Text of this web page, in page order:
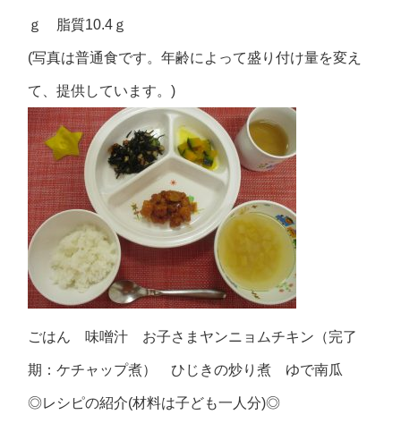
ｇ 脂質10.4ｇ
(写真は普通食です。年齢によって盛り付け量を変え
て、提供しています。)
ごはん 味噌汁 お子さまヤンニョムチキン（完了
期：ケチャップ煮） ひじきの炒り煮 ゆで南瓜
◎レシピの紹介(材料は子ども一人分)◎